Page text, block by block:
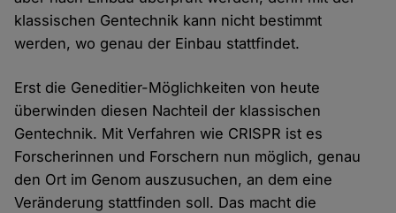
klassischen Gentechnik kann nicht bestimmt
werden, wo genau der Einbau stattfindet.
Erst die Geneditier-Möglichkeiten von heute
überwinden diesen Nachteil der klassischen
Gentechnik. Mit Verfahren wie CRISPR ist es
Forscherinnen und Forschern nun möglich, genau
den Ort im Genom auszusuchen, an dem eine
Veränderung stattfinden soll. Das macht die